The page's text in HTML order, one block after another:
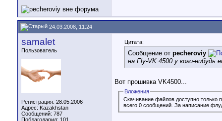
24.03.2008, 11:24
samalet
Пользователь
Регистрация: 28.05.2006
Адрес: Kazakhstan
Сообщений: 787
Поблагодарил: 101
Цитата:
Сообщение от pecheroviy
на Fly-VK 4500 у кого-нибудь
Вот прошивка VK4500...
Вложения
Скачивание файлов доступно
всего 0 сообщений. За написание